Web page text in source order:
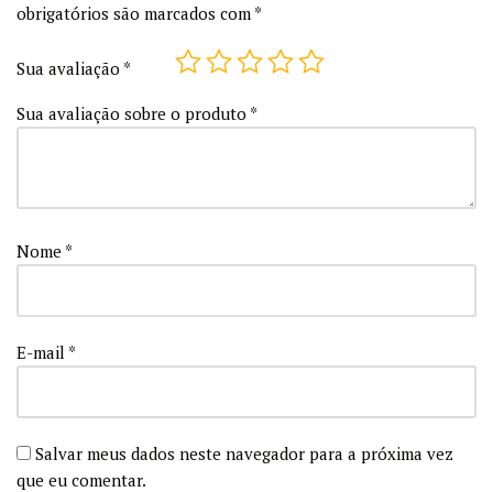
obrigatórios são marcados com *
Sua avaliação *
Sua avaliação sobre o produto *
Nome *
E-mail *
Salvar meus dados neste navegador para a próxima vez
que eu comentar.